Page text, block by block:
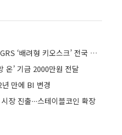
‘노인·장애인도 쉽게’, 롯데GRS ‘배려형 키오스크’ 전국 매장 도입
온’ 기금 2000만원 전달
년 만에 BI 변경
장 진출∙∙∙스테이블코인 확장